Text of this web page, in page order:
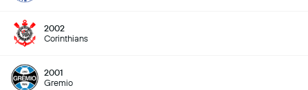
2002
Corinthians
2001
Gremio